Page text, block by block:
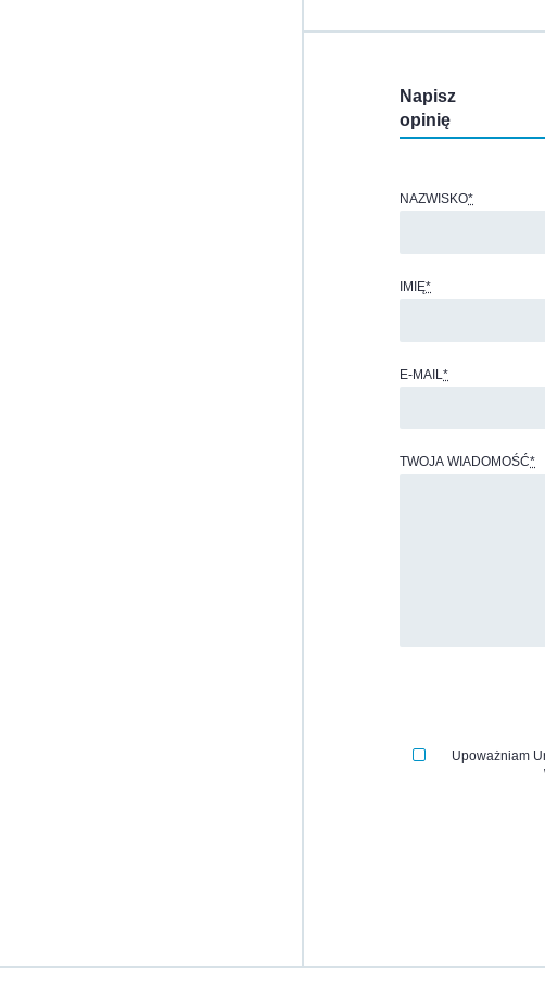
Napisz
opinię
NAZWISKO*
IMIĘ*
E-MAIL *
TWOJA WIADOMOŚĆ*
Upoważniam